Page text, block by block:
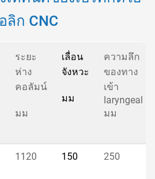
ลิก CNC
ระยะ
ห่าง
คอลัมน์
มม
เลื่อน
จังหวะ
มม
ความลึก
ของทาง
เข้า
laryngeal
มม
1120 150 250